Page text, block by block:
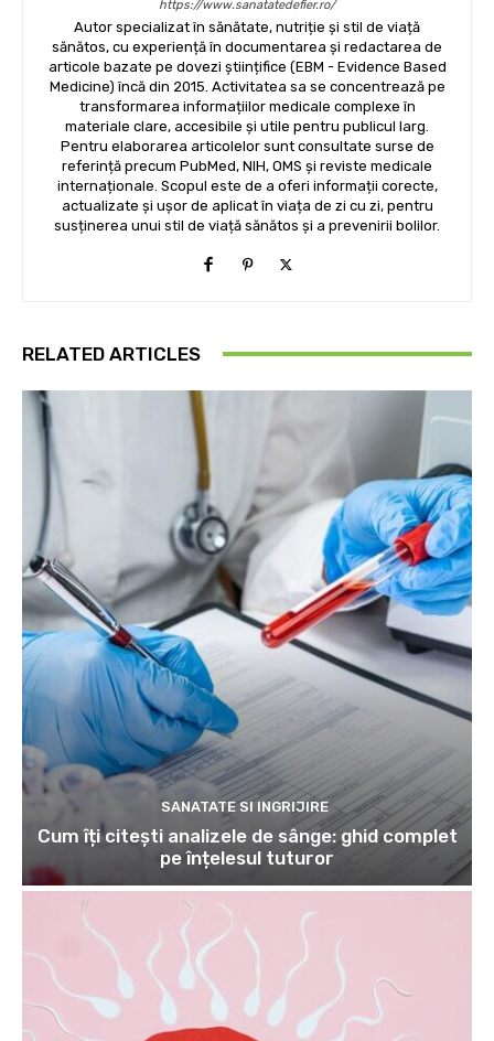
https://www.sanatatedefier.ro/
Autor specializat în sănătate, nutriție și stil de viață
sănătos, cu experiență în documentarea și redactarea de
articole bazate pe dovezi științifice (EBM - Evidence Based
Medicine) încă din 2015. Activitatea sa se concentrează pe
transformarea informațiilor medicale complexe în
materiale clare, accesibile și utile pentru publicul larg.
Pentru elaborarea articolelor sunt consultate surse de
referință precum PubMed, NIH, OMS și reviste medicale
internaționale. Scopul este de a oferi informații corecte,
actualizate și ușor de aplicat în viața de zi cu zi, pentru
susținerea unui stil de viață sănătos și a prevenirii bolilor.
RELATED ARTICLES
SANATATE SI INGRIJIRE
Cum îți citești analizele de sânge: ghid complet
pe înțelesul tuturor